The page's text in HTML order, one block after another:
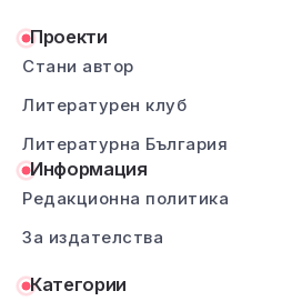
Проекти
Стани автор
Литературен клуб
Литературна България
Информация
Редакционна политика
За издателства
Категории